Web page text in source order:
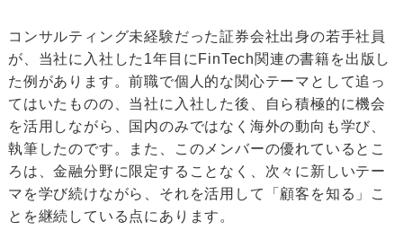
コンサルティング未経験だった証券会社出身の若手社員
が、当社に入社した1年目にFinTech関連の書籍を出版し
た例があります。前職で個人的な関心テーマとして追っ
てはいたものの、当社に入社した後、自ら積極的に機会
を活用しながら、国内のみではなく海外の動向も学び、
執筆したのです。また、このメンバーの優れているとこ
ろは、金融分野に限定することなく、次々に新しいテー
マを学び続けながら、それを活用して「顧客を知る」こ
とを継続している点にあります。